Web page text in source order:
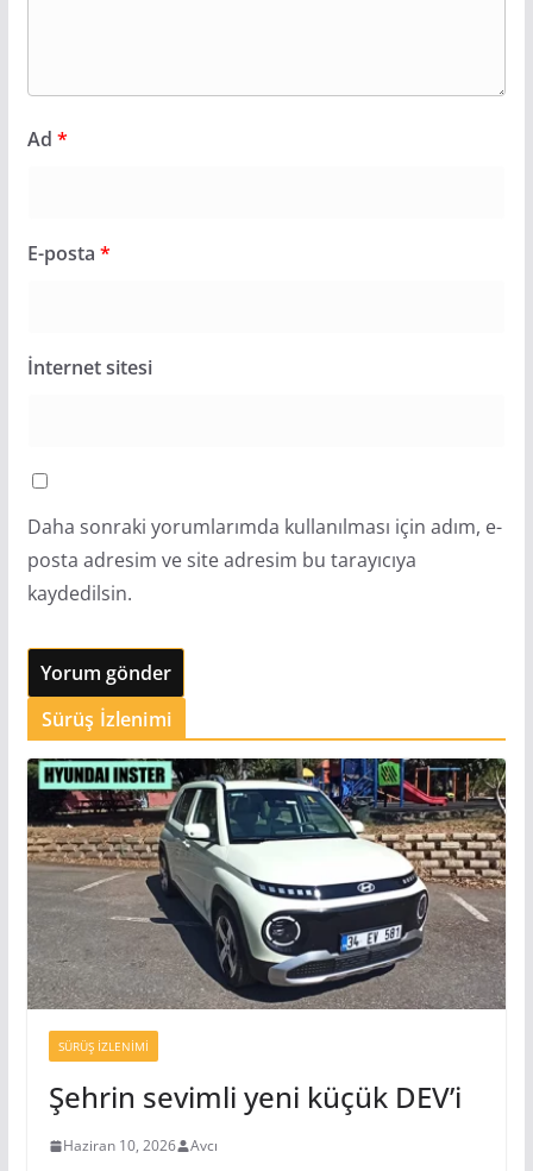
Ad *
E-posta *
İnternet sitesi
Daha sonraki yorumlarımda kullanılması için adım, e-
posta adresim ve site adresim bu tarayıcıya
kaydedilsin.
Sürüş İzlenimi
SÜRÜŞ İZLENIMI
Şehrin sevimli yeni küçük DEV’i
Haziran 10, 2026 Avcı